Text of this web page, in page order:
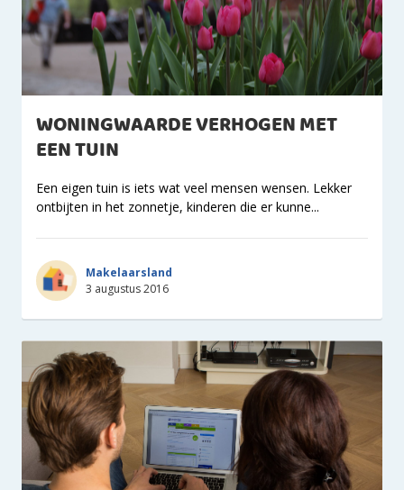
WONINGWAARDE VERHOGEN MET
EEN TUIN
Een eigen tuin is iets wat veel mensen wensen. Lekker
ontbijten in het zonnetje, kinderen die er kunne...
Makelaarsland
3 augustus 2016